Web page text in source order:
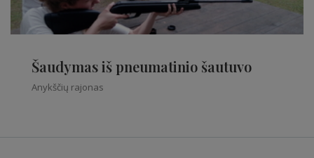
Šaudymas iš pneumatinio šautuvo
Anykščių rajonas